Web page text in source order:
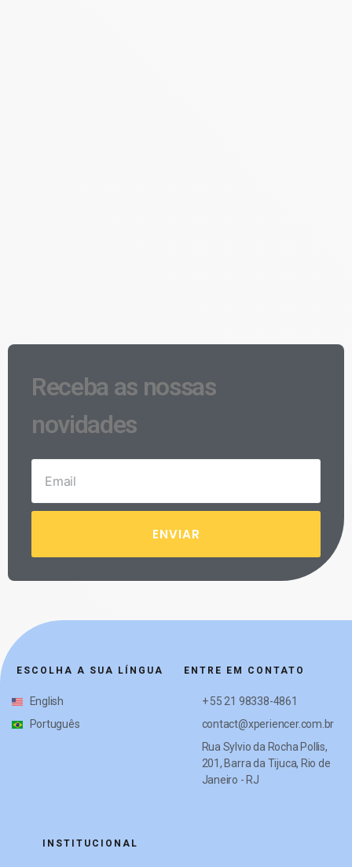
Receba as nossas
novidades
ENVIAR
ESCOLHA A SUA LÍNGUA
English
Português
ENTRE EM CONTATO
+ 55 21 98338-4861
contact@xperiencer.com.br
Rua Sylvio da Rocha Pollis,
201, Barra da Tijuca, Rio de
Janeiro - RJ
INSTITUCIONAL